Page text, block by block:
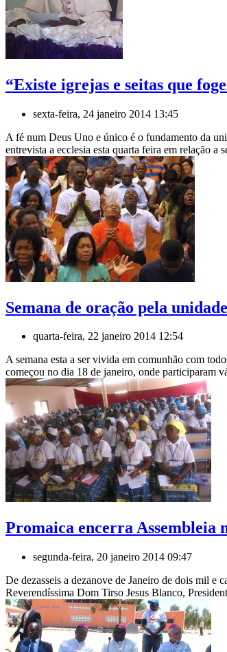
“Existe igrejas e seitas que
sexta-feira, 24 janeiro 2014 13:45
A fé num Deus Uno e único é o fundamento da
entrevista a ecclesia esta quarta feira em relação
Semana de oração pela
quarta-feira, 22 janeiro 2014 12:54
A semana esta a ser vivida em comunhão com
começou no dia 18 de janeiro, onde participaram
Promaica encerra Assembleia
segunda-feira, 20 janeiro 2014 09:47
De dezasseis a dezanove de Janeiro de dois mil
Reverendíssima Dom Tirso Jesus Blanco,